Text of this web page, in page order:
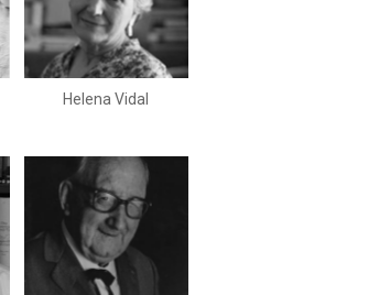
Helena Vidal